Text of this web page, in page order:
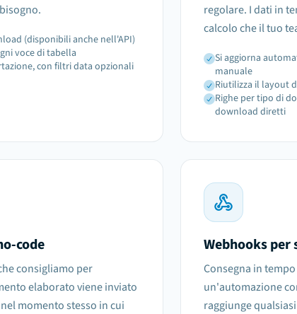
(disponibili anche nell'API)
voce di tabella
con filtri data opzionali
regolare. I dati in
calcolo che il tuo
Si aggiorna
manuale
Riutilizza il layout
Righe per tipo di
download diretti
code
consigliamo per
elaborato viene inviato
momento stesso in cui
Webhooks
Consegna in
un'automazione
raggiunge